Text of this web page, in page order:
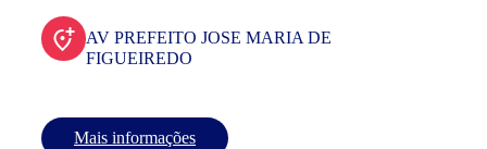
AV PREFEITO JOSE MARIA DE
FIGUEIREDO
Mais informações